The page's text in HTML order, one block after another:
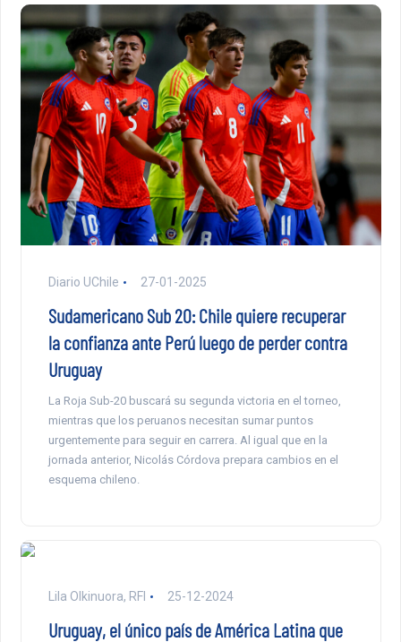
Diario UChile 27-01-2025
Sudamericano Sub 20: Chile quiere recuperar
la confianza ante Perú luego de perder contra
Uruguay
La Roja Sub-20 buscará su segunda victoria en el torneo,
mientras que los peruanos necesitan sumar puntos
urgentemente para seguir en carrera. Al igual que en la
jornada anterior, Nicolás Córdova prepara cambios en el
esquema chileno.
Lila Olkinuora, RFI 25-12-2024
Uruguay, el único país de América Latina que